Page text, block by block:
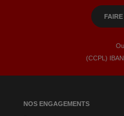
NOS ENGAGEMENTS
(CCPL)